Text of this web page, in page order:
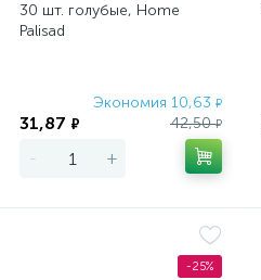
30 шт. голубые, Home
Palisad
Экономия 10,63 ₽
31,87 ₽ 42,50₽
- +
-25%